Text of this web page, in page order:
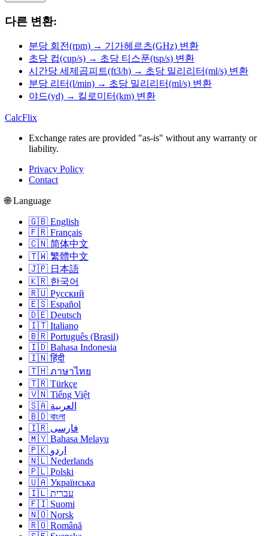
다른 변환:
분당 회전(rpm) → 기가헤르츠(GHz) 변환
초당 컵(cup/s) → 초당 티스푼(tsp/s) 변환
시간당 세제곱피트(ft3/h) → 초당 밀리리터(ml/s) 변환
분당 리터(l/min) → 초당 밀리리터(ml/s) 변환
야드(yd) → 킬로미터(km) 변환
CalcFlix
Exchange rates are provided "as-is" without any warranty or
liability.
Privacy Policy
Contact
🌐 Language
🇬🇧 English
🇫🇷 Français
🇨🇳 简体中文
🇹🇼 繁體中文
🇯🇵 日本語
🇰🇷 한국어
🇷🇺 Русский
🇪🇸 Español
🇩🇪 Deutsch
🇮🇹 Italiano
🇧🇷 Português (Brasil)
🇮🇩 Bahasa Indonesia
🇮🇳 हिंदी
🇹🇭 ภาษาไทย
🇹🇷 Türkçe
🇻🇳 Tiếng Việt
🇸🇦 العربية
🇧🇩 বাংলা
🇮🇷 فارسی
🇲🇾 Bahasa Melayu
🇵🇰 اردو
🇳🇱 Nederlands
🇵🇱 Polski
🇺🇦 Українська
🇮🇱 עברית
🇫🇮 Suomi
🇳🇴 Norsk
🇷🇴 Română